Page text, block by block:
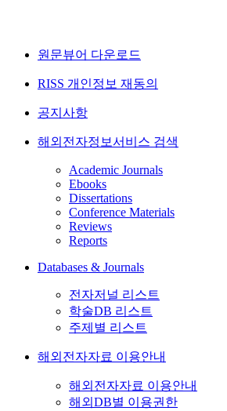
원문뷰어 다운로드
RISS 개인정보 재동의
공지사항
해외전자정보서비스 검색
Academic Journals
Ebooks
Dissertations
Conference Materials
Reviews
Reports
Databases & Journals
전자저널 리스트
학술DB 리스트
주제별 리스트
해외전자자료 이용안내
해외전자자료 이용안내
해외DB별 이용권한